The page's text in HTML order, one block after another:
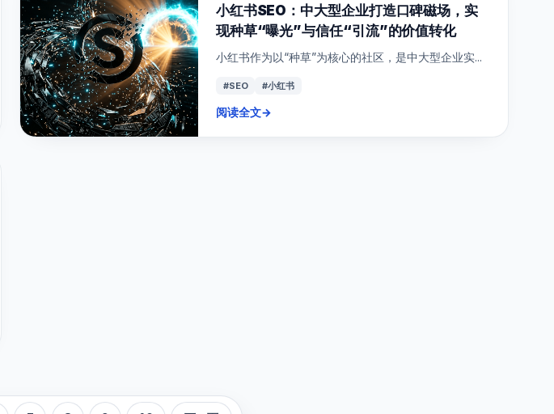
小红书SEO：中大型企业打造口碑磁场，实
现种草“曝光”与信任“引流”的价值转化
小红书作为以“种草”为核心的社区，是中大型企业实...
#SEO #小红书
阅读全文→